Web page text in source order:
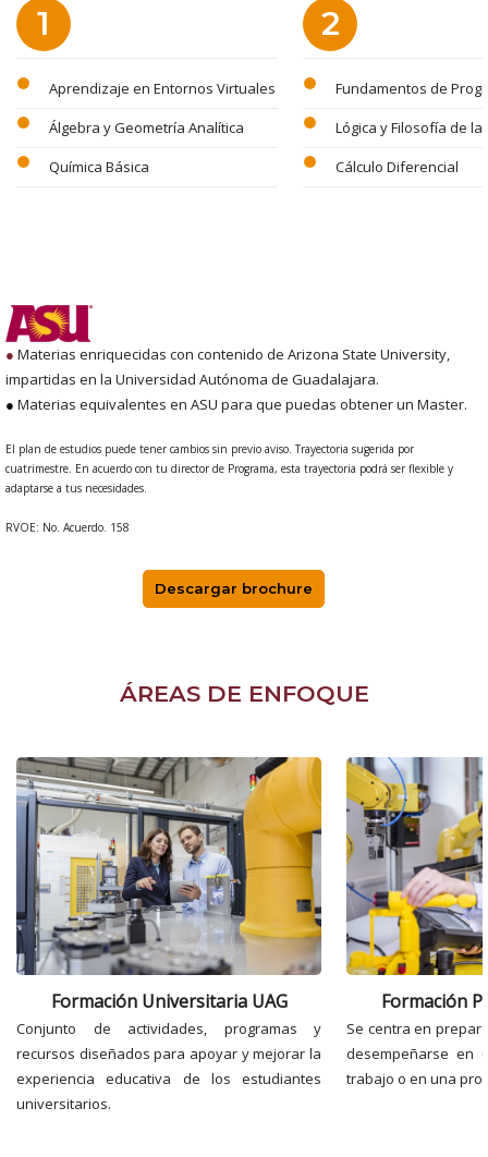
1
circle Aprendizaje en Entornos Virtuales
circle Álgebra y Geometría Analítica
circle Química Básica
2
circle Fundamentos de
circle Lógica y Filosofía de la
circle Cálculo Diferencial
● Materias enriquecidas con contenido de Arizona State University,
impartidas en la Universidad Autónoma de Guadalajara.
● Materias equivalentes en ASU para que puedas obtener un Master.
El plan de estudios puede tener cambios sin previo aviso. Trayectoria sugerida por
cuatrimestre. En acuerdo con tu director de Programa, esta trayectoria podrá ser flexible y
adaptarse a tus necesidades.
RVOE: No. Acuerdo. 158
Descargar brochure
ÁREAS DE ENFOQUE
Formación Universitaria UAG
Conjunto de actividades, programas y
recursos diseñados para apoyar y mejorar la
experiencia educativa de los estudiantes
universitarios.
Formación
Se centra en
desempeñarse en
trabajo o en una